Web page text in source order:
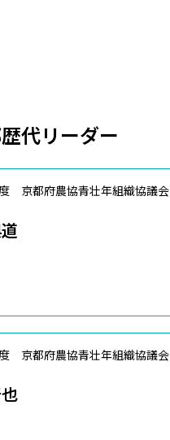
代リーダー
京都府農協青壮年組織協議会
京都府農協青壮年組織協議会